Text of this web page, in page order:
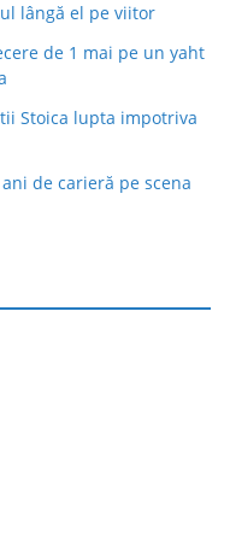
lângă el pe viitor
de 1 mai pe un yaht
Stoica lupta impotriva
de carieră pe scena